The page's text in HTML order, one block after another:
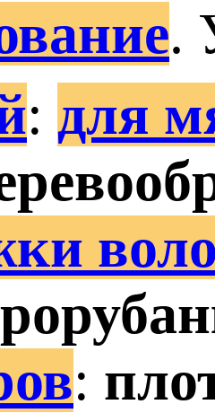
.
: для
: